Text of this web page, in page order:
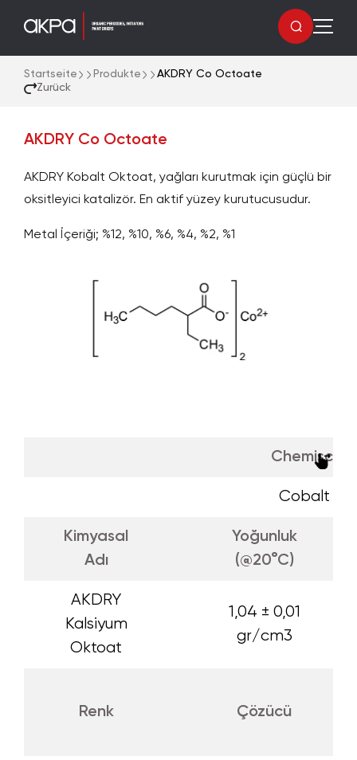
Zurück
Startseite Produkte AKDRY Co Octoate
AKDRY Co Octoate
AKDRY Kobalt Oktoat, yağları kurutmak için güçlü bir
oksitleyici katalizör. En aktif yüzey kurutucusudur.
Metal İçeriği; %12, %10, %6, %4, %2, %1
Cobalt
Kimyasal
Adı
Yoğunluk
(@20°C)
AKDRY
Kalsiyum
Oktoat
1,04 ± 0,01
gr/cm3
Renk Çözücü